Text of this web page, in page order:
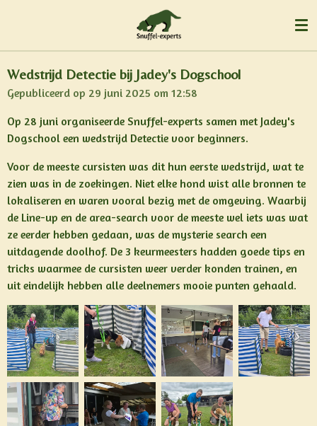
naar
hoofdinhoud
Wedstrijd Detectie bij Jadey's Dogschool
Gepubliceerd op 29 juni 2025 om 12:58
Op 28 juni organiseerde Snuffel-experts samen met Jadey's
Dogschool een wedstrijd Detectie voor beginners.
Voor de meeste cursisten was dit hun eerste wedstrijd, wat te
zien was in de zoekingen. Niet elke hond wist alle bronnen te
lokaliseren en waren vooral bezig met de omgeving. Waarbij
de Line-up en de area-search voor de meeste wel iets was wat
ze eerder hebben gedaan, was de mysterie search een
uitdagende doolhof. De 3 keurmeesters hadden goede tips en
tricks waarmee de cursisten weer verder konden trainen, en
uit eindelijk hebben alle deelnemers mooie punten gehaald.